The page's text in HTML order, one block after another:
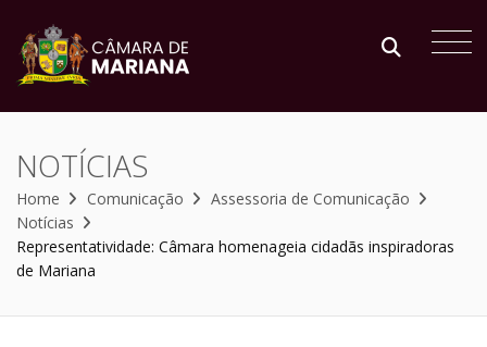
NOTÍCIAS
Home Comunicação
Assessoria de Comunicação
Notícias
Representatividade: Câmara homenageia cidadãs inspiradoras
de Mariana